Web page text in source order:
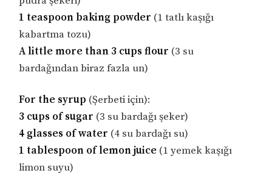
1 teaspoon baking powder (1 tatlı kaşığı
kabartma tozu)
A little more than 3 cups flour (3 su
bardağından biraz fazla un)
For the syrup (Şerbeti için):
3 cups of sugar (3 su bardağı şeker)
4 glasses of water (4 su bardağı su)
1 tablespoon of lemon juice (1 yemek kaşığı
limon suyu)